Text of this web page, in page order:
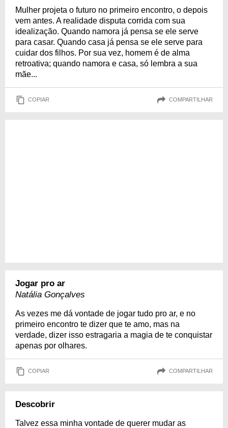
Mulher projeta o futuro no primeiro encontro, o depois
vem antes. A realidade disputa corrida com sua
idealização. Quando namora já pensa se ele serve
para casar. Quando casa já pensa se ele serve para
cuidar dos filhos. Por sua vez, homem é de alma
retroativa; quando namora e casa, só lembra a sua
mãe...
COPIAR COMPARTILHAR
Jogar pro ar
Natália Gonçalves
As vezes me dá vontade de jogar tudo pro ar, e no
primeiro encontro te dizer que te amo, mas na
verdade, dizer isso estragaria a magia de te conquistar
apenas por olhares.
COPIAR COMPARTILHAR
Descobrir
Talvez essa minha vontade de querer mudar as